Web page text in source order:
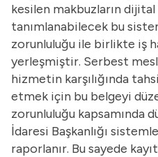
kesilen makbuzların
tanımlanabilecek bu
zorunluluğu ile birlikte iş
yerleşmiştir. Serbest
hizmetin karşılığında
etmek için bu belgeyi
zorunluluğu kapsamında
İdaresi Başkanlığı
raporlanır. Bu sayede